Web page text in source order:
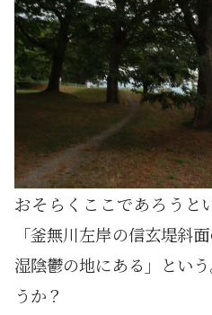
おそらくここであろうと
「釜無川左岸の信玄堤斜
湿陰鬱の地にある」とい
うか？